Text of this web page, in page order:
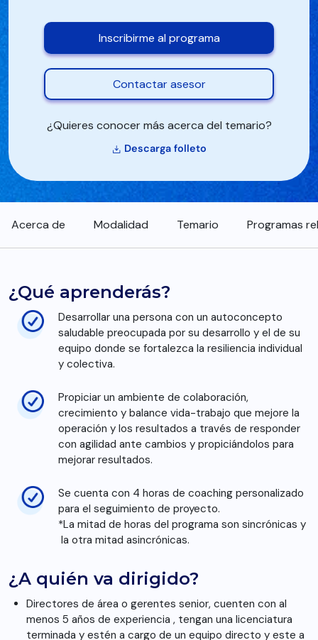
Inscribirme al programa
Contactar asesor
¿Quieres conocer más acerca del temario?
Descarga folleto
Acerca de Modalidad Temario Programas
¿Qué aprenderás?
Desarrollar una persona con un autoconcepto
saludable preocupada por su desarrollo y el de su
equipo donde se fortalezca la resiliencia individual
y colectiva.
Propiciar un ambiente de colaboración,
crecimiento y balance vida-trabajo que mejore la
operación y los resultados a través de responder
con agilidad ante cambios y propiciándolos para
mejorar resultados.
Se cuenta con 4 horas de coaching personalizado
para el seguimiento de proyecto.
*La mitad de horas del programa son sincrónicas y
la otra mitad asincrónicas.
¿A quién va dirigido?
Directores de área o gerentes senior, cuenten con al
menos 5 años de experiencia , tengan una licenciatura
terminada y estén a cargo de un equipo directo y este a